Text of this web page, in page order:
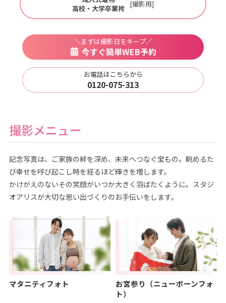
高校・大学卒業袴 [撮影用]
＼まずは撮影日をキープ／
今すぐ簡単WEB予約
お電話はこちらから
0120-075-313
撮影メニュー
記念写真は、ご家族の絆を深め、未来へつなぐ宝もの。眺めるた
び幸せを呼び起こし時を経るほど輝きを増します。
かけがえのないその笑顔がいつか大きく羽ばたくように。スタジ
オアリスが大切な思い出づくりのお手伝いをします。
マタニティフォト
お宮参り（ニューボーンフォ
ト）